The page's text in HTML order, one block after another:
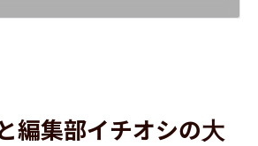
編集部イチオシの大